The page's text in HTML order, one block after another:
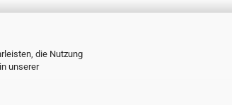
die Nutzung
unserer